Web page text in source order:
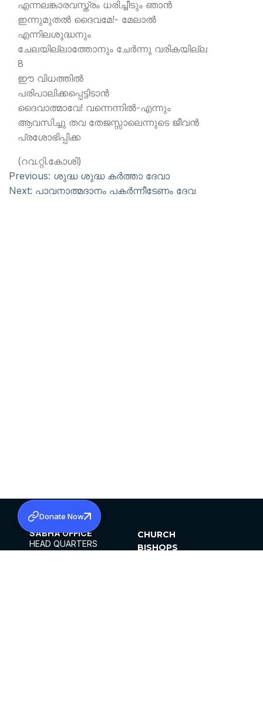
എന്നലങ്കാരവസ്ത്രം ധരിച്ചീടും ഞാന്‍
ഇന്നുമുതല്‍ ദൈവമേ!- മേലാല്‍
എന്നിലശുദ്ധനും
ചേലയില്ലാത്തോനും ചേര്‍ന്നു വരികയില്ല
8
ഈ വിധത്തില്‍
പരിപാലിക്കപ്പെട്ടിടാന്‍
ദൈവാത്മാവേ! വന്നെന്നില്‍-എന്നും
ആവസിച്ചു തവ തേജസ്സാലെന്നുടെ ജീവന്‍
പ്രശോഭിപ്പിക്ക
(റവ.റ്റി.കോശി)
Previous: ശുദ്ധ ശുദ്ധ കര്‍ത്താ ദേവാ
Next: പാവനാത്മദാനം പകര്‍ന്നീടേണം ദേവ
SABHA OFFICE
HEAD QUARTERS
CHURCH
BISHOPS
Donate Now